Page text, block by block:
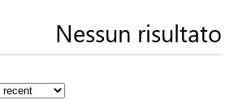
Nessun risultato